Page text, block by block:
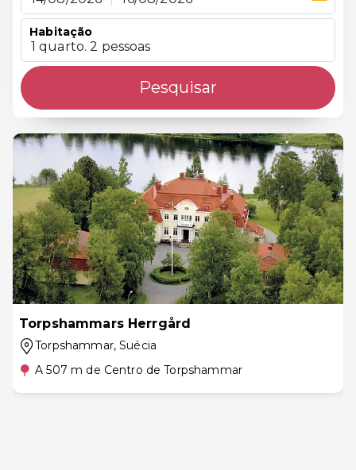
Habitação
1 quarto. 2 pessoas
Pesquisar
Torpshammars Herrgård
Torpshammar, Suécia
A 507 m de Centro de Torpshammar